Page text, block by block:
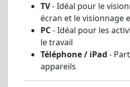
TV- Idéal pour le
écran et le visionnage
PC- Idéal pour les
le travail
Téléphone / iPad -
appareils